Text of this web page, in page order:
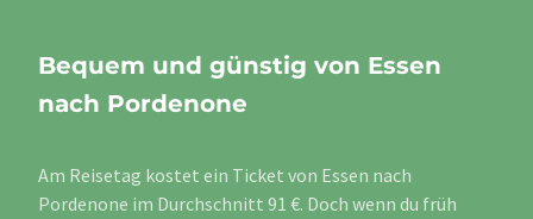
Bequem und günstig von Essen
nach Pordenone
Am Reisetag kostet ein Ticket von Essen nach
Pordenone im Durchschnitt 91 €. Doch wenn du früh